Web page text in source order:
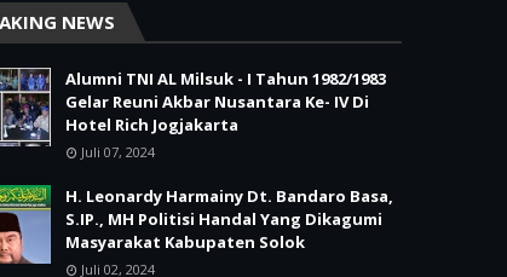
NEWS
Alumni TNI AL Milsuk - I Tahun 1982/1983
Gelar Reuni Akbar Nusantara Ke- IV Di
Hotel Rich Jogjakarta
Juli 07, 2024
H. Leonardy Harmainy Dt. Bandaro Basa,
S.IP., MH Politisi Handal Yang Dikagumi
Masyarakat Kabupaten Solok
Juli 02, 2024